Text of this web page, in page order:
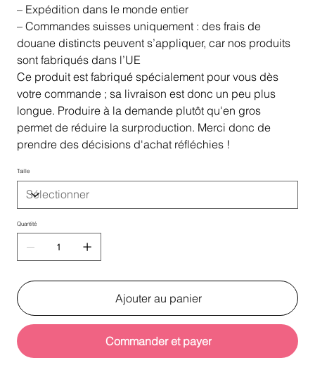
– Expédition dans le monde entier
– Commandes suisses uniquement : des frais de
douane distincts peuvent s’appliquer, car nos produits
sont fabriqués dans l’UE
Ce produit est fabriqué spécialement pour vous dès
votre commande ; sa livraison est donc un peu plus
longue. Produire à la demande plutôt qu'en gros
permet de réduire la surproduction. Merci donc de
prendre des décisions d'achat réfléchies !
Taille
Quantité
Ajouter au panier
Commander et payer